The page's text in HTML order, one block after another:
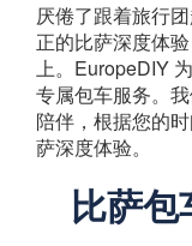
厌倦了跟着旅行
正的比萨深度体
上。EuropeDIY
专属包车服务。
陪伴，根据您的
萨深度体验。
比萨